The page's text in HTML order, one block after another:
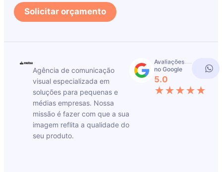
Solicitar orçamento
Agência de comunicação
visual especializada em
soluções para pequenas e
médias empresas. Nossa
missão é fazer com que a sua
imagem reflita a qualidade do
seu produto.
Avaliações
no Google
5.0
★★★★★